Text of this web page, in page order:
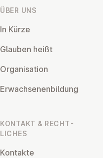
ÜBER UNS
In Kürze
Glauben heißt
Or­gan­isa­tion
Er­wach­sen­en­bildung
KONTAKT & RECHT­
LICHES
Kontakte